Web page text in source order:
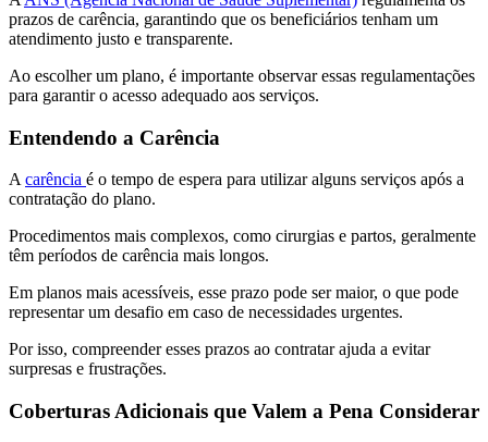
prazos de carência, garantindo que os beneficiários tenham um
atendimento justo e transparente.
Ao escolher um plano, é importante observar essas regulamentações
para garantir o acesso adequado aos serviços.
Entendendo a Carência
Acarência é o tempo de espera para utilizar alguns serviços após a
contratação do plano.
Procedimentos mais complexos, como cirurgias e partos, geralmente
têm períodos de carência mais longos.
Em planos mais acessíveis, esse prazo pode ser maior, o que pode
representar um desafio em caso de necessidades urgentes.
Por isso, compreender esses prazos ao contratar ajuda a evitar
surpresas e frustrações.
Coberturas Adicionais que Valem a Pena Considerar